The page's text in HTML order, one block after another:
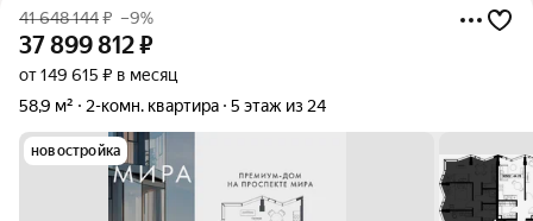
41 648 144₽ –9%
37 899 812₽
от 149 615 ₽ в месяц
58,9 м²
2-комн. квартира 5 этаж из 24
новостройка